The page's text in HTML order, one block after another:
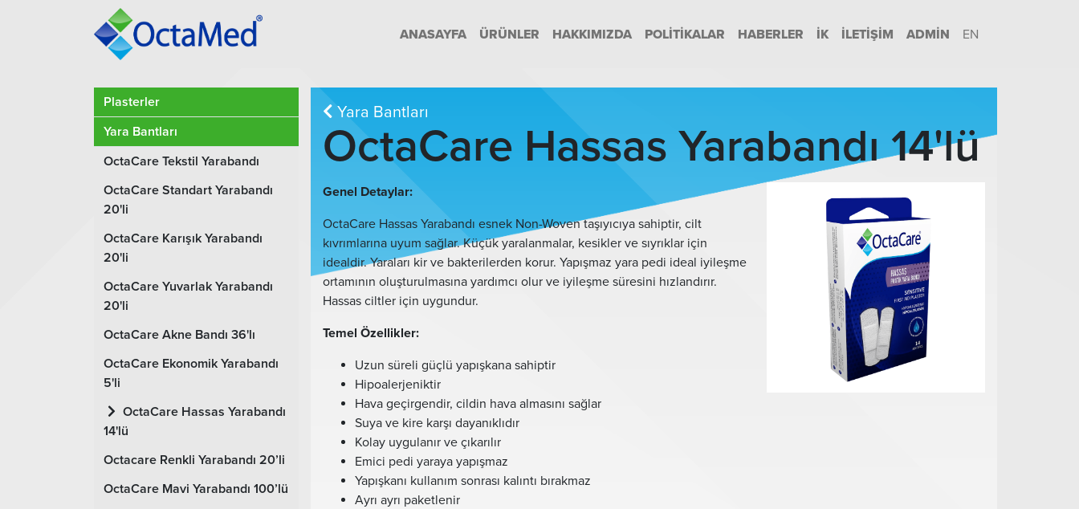
ANASAYFA ÜRÜNLER HAKKIMIZDA POLITIKALAR HABERLER İK İLETIŞIM ADMIN EN
Yara Bantları
OctaCare Hassas Yarabandı 14'lü
Genel Detaylar:
OctaCare Hassas Yarabandı esnek Non-Woven taşıyıcıya sahiptir, cilt
kıvrımlarına uyum sağlar. Küçük yaralanmalar, kesikler ve sıyrıklar için
idealdir. Yaraları kir ve bakterilerden korur. Yapışmaz yara pedi ideal iyileşme
ortamının oluşturulmasına yardımcı olur ve iyileşme süresini hızlandırır.
Hassas ciltler için uygundur.
Temel Özellikler:
Uzun süreli güçlü yapışkana sahiptir
Hipoalerjeniktir
Hava geçirgendir, cildin hava almasını sağlar
Suya ve kire karşı dayanıklıdır
Kolay uygulanır ve çıkarılır
Emici pedi yaraya yapışmaz
Yapışkanı kullanım sonrası kalıntı bırakmaz
Ayrı ayrı paketlenir
Plasterler
Yara Bantları
OctaCare Tekstil Yarabandı
OctaCare Standart Yarabandı
20'li
OctaCare Karışık Yarabandı
20'li
OctaCare Yuvarlak Yarabandı
20'li
OctaCare Akne Bandı 36'lı
OctaCare Ekonomik Yarabandı
5'li
OctaCare Hassas Yarabandı
14'lü
Octacare Renkli Yarabandı 20’li
OctaCare Mavi Yarabandı 100’lü